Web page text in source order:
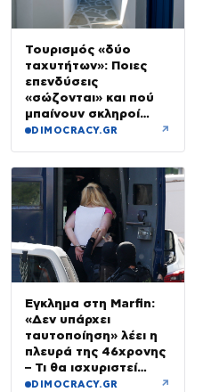
Τουρισμός «δύο
ταχυτήτων»: Ποιες
επενδύσεις
«σώζονται» και πού
μπαίνουν σκληροί
περιορισμοί
DIMOCRACY.GR ↗
Έγκλημα στη Marfin:
«Δεν υπάρχει
ταυτοποίηση» λέει η
πλευρά της 46χρονης
– Τι θα ισχυριστεί
στην απολογία της
DIMOCRACY.GR ↗